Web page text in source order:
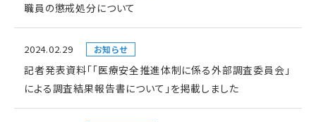
職員の懲戒処分について
2024.02.29 お知らせ
記者発表資料「「医療安全推進体制に係る外部調査委員会」
による調査結果報告書について」を掲載しました